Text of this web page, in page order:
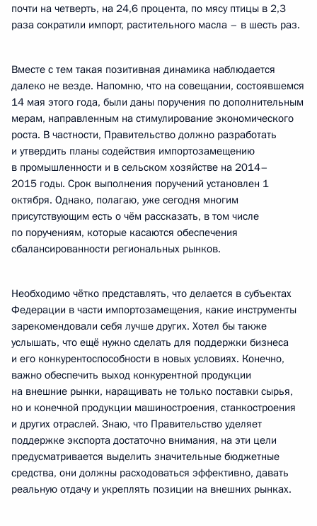
почти на четверть, на 24,6 процента, по мясу птицы в 2,3
раза сократили импорт, растительного масла – в шесть раз.
Вместе с тем такая позитивная динамика наблюдается
далеко не везде. Напомню, что на совещании, состоявшемся
14 мая этого года, были даны поручения по дополнительным
мерам, направленным на стимулирование экономического
роста. В частности, Правительство должно разработать
и утвердить планы содействия импортозамещению
в промышленности и в сельском хозяйстве на 2014–
2015 годы. Срок выполнения поручений установлен 1
октября. Однако, полагаю, уже сегодня многим
присутствующим есть о чём рассказать, в том числе
по поручениям, которые касаются обеспечения
сбалансированности региональных рынков.
Необходимо чётко представлять, что делается в субъектах
Федерации в части импортозамещения, какие инструменты
зарекомендовали себя лучше других. Хотел бы также
услышать, что ещё нужно сделать для поддержки бизнеса
и его конкурентоспособности в новых условиях. Конечно,
важно обеспечить выход конкурентной продукции
на внешние рынки, наращивать не только поставки сырья,
но и конечной продукции машиностроения, станкостроения
и других отраслей. Знаю, что Правительство уделяет
поддержке экспорта достаточно внимания, на эти цели
предусматривается выделить значительные бюджетные
средства, они должны расходоваться эффективно, давать
реальную отдачу и укреплять позиции на внешних рынках.